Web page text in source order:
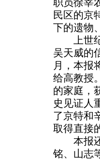
民区的京
下的遗物
上世纪
吴天威的
月，本报
给高教授
的家庭，
史见证人
了京特和
取得直接
本报还
铭、山志